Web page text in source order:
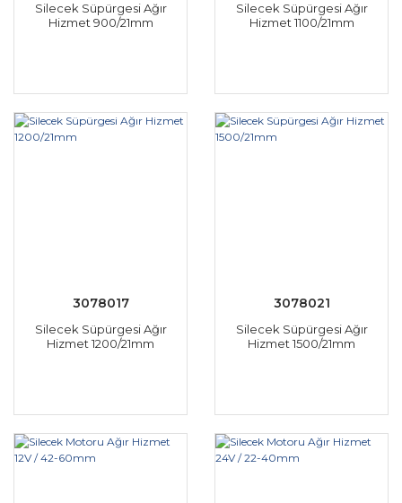
Silecek Süpürgesi Ağır
Hizmet 900/21mm
Silecek Süpürgesi Ağır
Hizmet 1100/21mm
3078017
Silecek Süpürgesi Ağır
Hizmet 1200/21mm
3078021
Silecek Süpürgesi Ağır
Hizmet 1500/21mm